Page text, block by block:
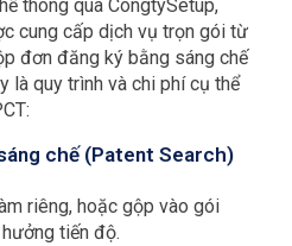
thông qua CongtySetup,
cung cấp dịch vụ trọn gói từ
đơn đăng ký bằng sáng chế
là quy trình và chi phí cụ thể
chế (Patent Search)
riêng, hoặc gộp vào gói
tiến độ.